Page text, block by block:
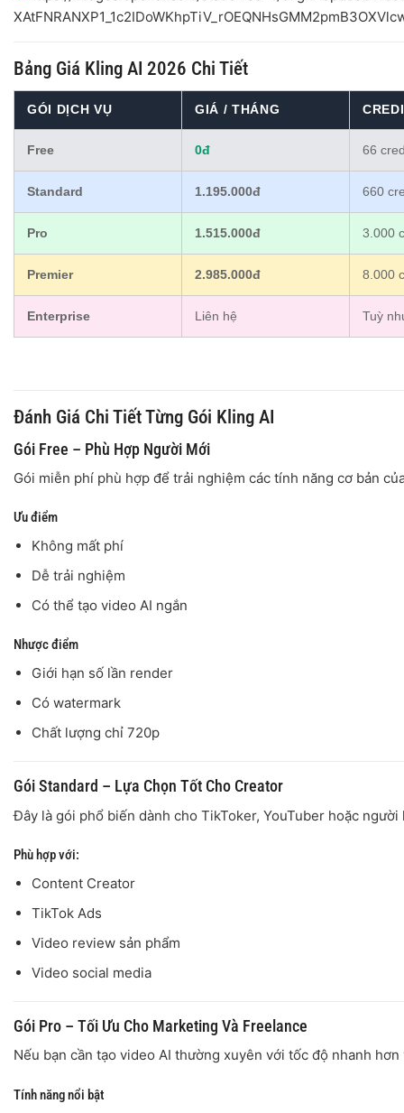
Bảng Giá Kling AI 2026 Chi Tiết
GÓI DỊCH VỤ GIÁ / THÁNG
Free 0đ 66
Standard 1.195.000đ 660
Pro 1.515.000đ 3.000
Premier 2.985.000đ 8.000
Enterprise Liên hệ Tuỳ
Đánh Giá Chi Tiết Từng Gói Kling AI
Gói Free – Phù Hợp Người Mới
Gói miễn phí phù hợp để trải nghiệm các tính năng cơ bản
Ưu điểm
Không mất phí
Dễ trải nghiệm
Có thể tạo video AI ngắn
Nhược điểm
Giới hạn số lần render
Có watermark
Chất lượng chỉ 720p
Gói Standard – Lựa Chọn Tốt Cho Creator
Đây là gói phổ biến dành cho TikToker, YouTuber hoặc
Phù hợp với:
Content Creator
TikTok Ads
Video review sản phẩm
Video social media
Gói Pro – Tối Ưu Cho Marketing Và Freelance
Nếu bạn cần tạo video AI thường xuyên với tốc độ nhanh
Tính năng nổi bật